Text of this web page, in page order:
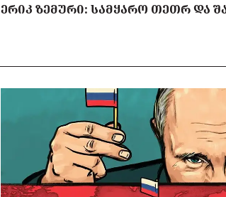
ᲔᲠᲘᲙ ᲖᲔᲛᲣᲠᲘ: ᲡᲐᲛᲧᲐᲠᲝ ᲗᲔᲗᲠ ᲓᲐ